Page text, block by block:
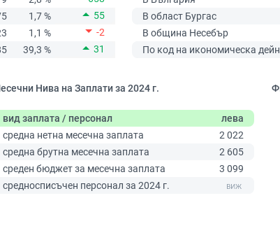
1,7 %
55
1,1 %
-2
39,3 % 31
В област Бургас
В община Несебър
По код на икономическа
Нива на Заплати за 2024 г.
вид заплата / персонал
лева
средна нетна месечна заплата
2 022
средна брутна месечна заплата
2 605
среден бюджет за месечна заплата
3 099
средносписъчен персонал за 2024 г.